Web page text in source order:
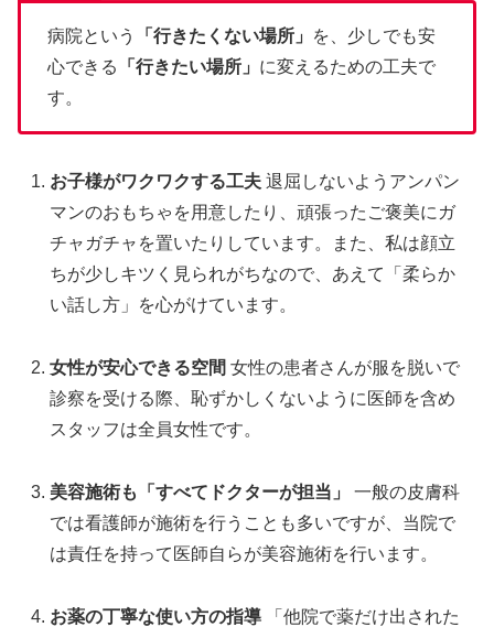
病院という 「行きたくない場所」
を、少しでも安
心できる
「行きたい場所」 に変えるための工夫で
す。
お子様がワクワクする工夫 退屈しないようアンパン
マンのおもちゃを用意したり、頑張ったご褒美にガ
チャガチャを置いたりしています。また、私は顔立
ちが少しキツく見られがちなので、あえて「柔らか
い話し方」を心がけています。
女性が安心できる空間 女性の患者さんが服を脱いで
診察を受ける際、恥ずかしくないように医師を含め
スタッフは全員女性です。
美容施術も「すべてドクターが担当」
一般の皮膚科
では看護師が施術を行うことも多いですが、当院で
は責任を持って医師自らが美容施術を行います。
お薬の丁寧な使い方の指導 「他院で薬だけ出された